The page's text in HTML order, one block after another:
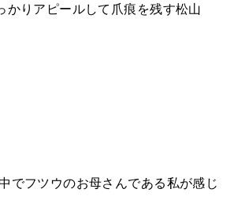
かりアピールして爪痕を残す松山
でフツウのお母さんである私が感じ